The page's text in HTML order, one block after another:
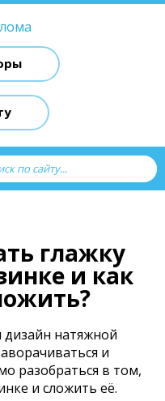
глажку
и как
дизайн натяжной
и
разобраться в том,
и сложить её.